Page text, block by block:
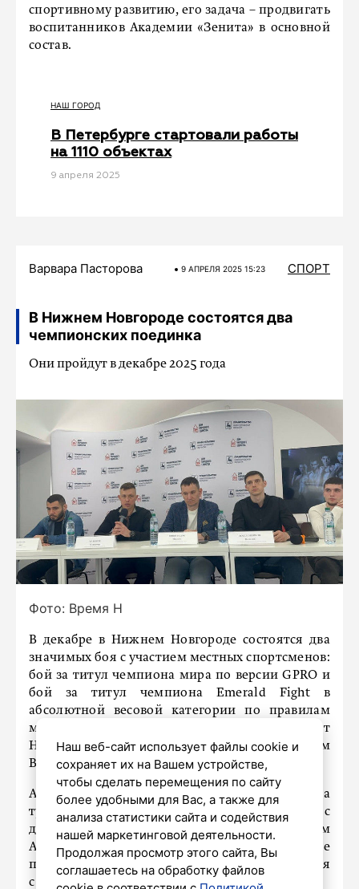
спортивному развитию, его задача – продвигать
воспитанников Академии «Зенита» в основной
состав.
НАШ ГОРОД
В Петербурге стартовали работы
на 1110 объектах
9 апреля 2025
Варвара Пасторова 9 АПРЕЛЯ 2025 15:23 СПОРТ
В Нижнем Новгороде состоятся два
чемпионских поединка
Они пройдут в декабре 2025 года
Фото: Время Н
В декабре в Нижнем Новгороде состоятся два
значимых боя с участием местных спортсменов:
бой за титул чемпиона мира по версии GPRO и
бой за титул чемпиона Emerald Fight в
абсолютной весовой категории по правилам
муай-тай. Об этом сообщил президент
Нижегородской федерации муай-тай Максим
Виноградов, пишет «Время Н».
Айк «Самурай» Даниелян, победивший на
турнире Emerald Fight 9, сразится с
действующим чемпионом GPRO Руфатом
Ахметовым. Даниелян выразил желание
провести бой как можно раньше, но согласился
с датой в декабре.
Наш веб-сайт использует файлы cookie и
сохраняет их на Вашем устройстве,
чтобы сделать перемещения по сайту
более удобными для Вас, а также для
анализа статистики сайта и содействия
нашей маркетинговой деятельности.
Продолжая просмотр этого сайта, Вы
соглашаетесь на обработку файлов